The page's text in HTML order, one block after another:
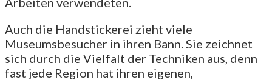
Auch die Handstickerei zieht viele
Museumsbesucher in ihren Bann. Sie zeichnet
sich durch die Vielfalt der Techniken aus, denn
fast jede Region hat ihren eigenen,